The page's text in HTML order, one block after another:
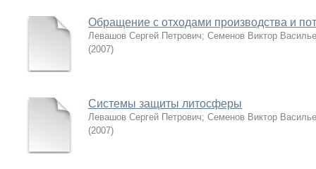
Обращение с отходами производства и
Левашов Сергей Петрович; Семенов Виктор
(2007)
Системы защиты литосферы
Левашов Сергей Петрович; Семенов Виктор
(2007)